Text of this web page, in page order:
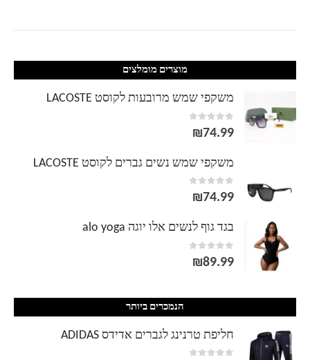
מוצרים מומלצים
משקפי שמש מרובעות לקוסט LACOSTE
0
out of 5
₪74.99
משקפי שמש נשים גברים לקוסט LACOSTE
0
out of 5
₪74.99
בגד גוף לנשים אלו יוגה alo yoga
0
out of 5
₪89.99
הנמכרים ביותר
חליפת טרנינג לגברים אדידס ADIDAS